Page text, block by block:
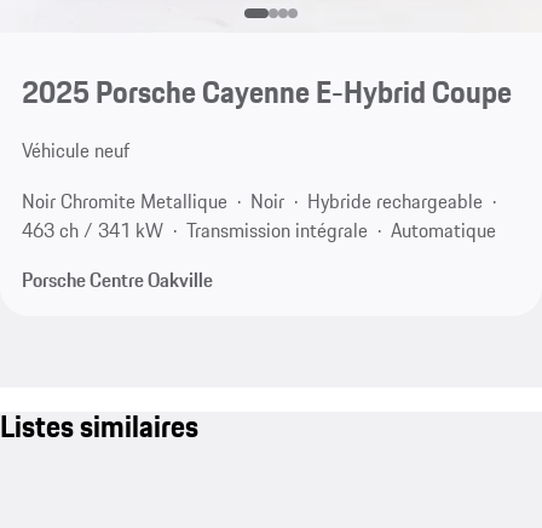
2025 Porsche Cayenne E-Hybrid Coupe
Véhicule neuf
Noir Chromite Metallique
Noir
Hybride rechargeable
463 ch / 341 kW
Transmission intégrale
Automatique
Porsche Centre Oakville
Listes similaires